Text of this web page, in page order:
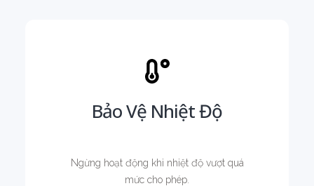
Bảo Vệ Nhiệt Độ
Ngừng hoạt động khi nhiệt độ vượt quá
mức cho phép.